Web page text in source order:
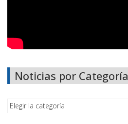
Noticias por Categoría